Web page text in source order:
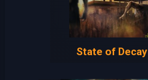
State of Decay